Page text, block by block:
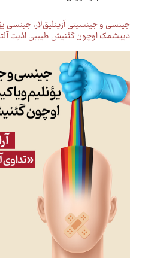
جینسی و جینسیتی آزینلیق‌لار، جینسی
دییشمک اوچون گئنیش طیببی اذیت